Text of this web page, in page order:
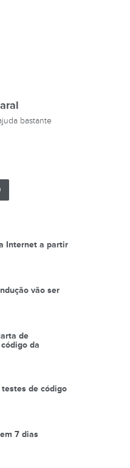
bastante
Internet a partir
vão ser
de
da
de código
7 dias